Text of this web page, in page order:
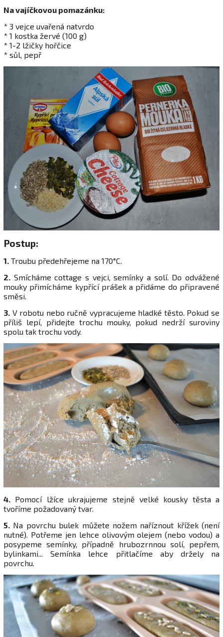
Na vajíčkovou pomazánku:
* 3 vejce uvařená natvrdo
* 1 kostka žervé (100 g)
* 1-2 lžičky hořčice
* sůl, pepř
Postup:
1. Troubu předehřejeme na 170°C.
2. Smícháme cottage s vejci, semínky a solí. Do odvážené
mouky přimícháme kypřící prášek a přidáme do připravené
směsi.
3. V robotu nebo ručně vypracujeme hladké těsto. Pokud se
příliš lepí, přidejte trochu mouky, pokud nedrží suroviny
spolu tak trochu vody.
4. Pomocí lžíce ukrajujeme stejně velké kousky těsta a
tvoříme požadovaný tvar.
5. Na povrchu bulek můžete nožem naříznout křížek (není
nutné). Potřeme jen lehce olivovým olejem (nebo vodou) a
posypeme semínky, případně hrubozrnnou solí, pepřem,
bylinkami... Semínka lehce přitlačíme aby držely na
povrchu.